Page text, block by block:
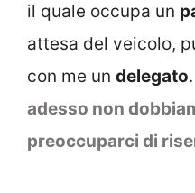
il quale occupa un
attesa del veicolo,
con me un delegato.
adesso non
preoccuparci di